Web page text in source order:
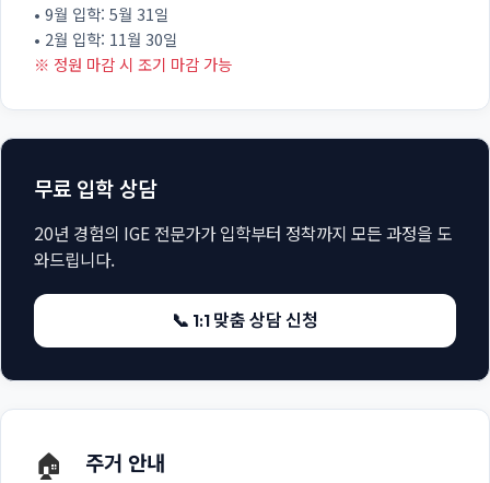
• 9월 입학: 5월 31일
• 2월 입학: 11월 30일
※ 정원 마감 시 조기 마감 가능
무료 입학 상담
20년 경험의 IGE 전문가가 입학부터 정착까지 모든 과정을 도
와드립니다.
📞 1:1 맞춤 상담 신청
🏠 주거 안내